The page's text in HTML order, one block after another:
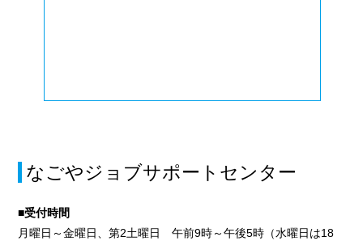
なごやジョブサポートセンター
■受付時間
月曜日～金曜日、第2土曜日 午前9時～午後5時（水曜日は18